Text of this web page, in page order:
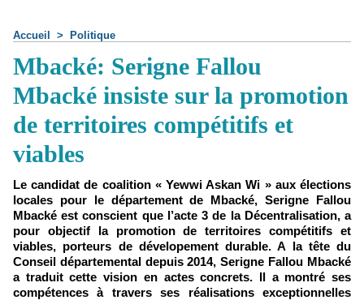
Accueil > Politique
Mbacké: Serigne Fallou
Mbacké insiste sur la promotion
de territoires compétitifs et
viables
Le candidat de coalition « Yewwi Askan Wi » aux élections
locales pour le département de Mbacké, Serigne Fallou
Mbacké est conscient que l’acte 3 de la Décentralisation, a
pour objectif la promotion de territoires compétitifs et
viables, porteurs de dévelopement durable. A la tête du
Conseil départemental depuis 2014, Serigne Fallou Mbacké
a traduit cette vision en actes concrets. Il a montré ses
compétences à travers ses réalisations exceptionnelles